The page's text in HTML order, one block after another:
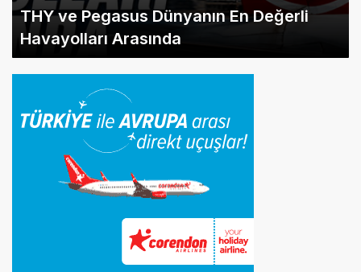
THY ve Pegasus Dünyanın En Değerli
Havayolları Arasında